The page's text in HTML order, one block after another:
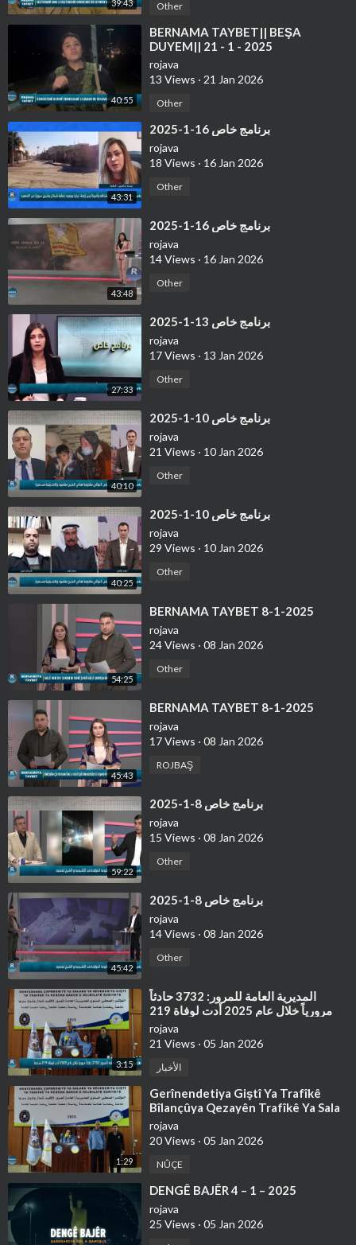
39:43 Other
40:55
⁣⁣BERNAMA TAYBET|| BEŞA
DUYEM|| 21 - 1 - 2025
rojava
13 Views · 21 Jan 2026
Other
43:31
⁣برنامج خاص 16-1-2025
rojava
18 Views · 16 Jan 2026
Other
43:48
⁣برنامج خاص 16-1-2025
rojava
14 Views · 16 Jan 2026
Other
27:33
⁣برنامج خاص 13-1-2025
rojava
17 Views · 13 Jan 2026
Other
40:10
⁣برنامج خاص 10-1-2025
rojava
21 Views · 10 Jan 2026
Other
40:25
⁣برنامج خاص 10-1-2025
rojava
29 Views · 10 Jan 2026
Other
54:25
⁣BERNAMA TAYBET 8-1-2025
rojava
24 Views · 08 Jan 2026
Other
45:43
⁣BERNAMA TAYBET 8-1-2025
rojava
17 Views · 08 Jan 2026
ROJBAŞ
59:22
⁣برنامج خاص 8-1-2025
rojava
15 Views · 08 Jan 2026
Other
45:42
⁣برنامج خاص 8-1-2025
rojava
14 Views · 08 Jan 2026
Other
3:15
⁣⁣المديرية العامة للمرور: 3732 حادثاً
مرورياً خلال عام 2025 أدت لوفاة 219
شخصاً
rojava
21 Views · 05 Jan 2026
الأخبار
1:29
⁣Gerînendetiya Giştî Ya Trafîkê
Bîlançûya Qezayên Trafîkê Ya Sala
2025'an Ragihand
rojava
20 Views · 05 Jan 2026
NÛÇE
⁣⁣DENGÊ BAJÊR 4 – 1 – 2025
rojava
25 Views · 05 Jan 2026